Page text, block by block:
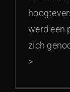
werd een
zich
>